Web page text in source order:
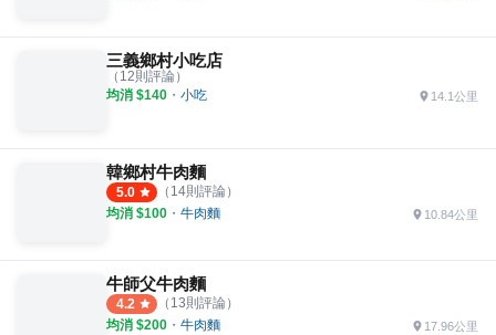
三義鄉村小吃店
（ 12則評論）
均消 $140 ・ 小吃 14.1公里
韓鄉村牛肉麵
5.0 （ 14則評論）
均消 $100 ・ 牛肉麵 10.84公里
牛師父牛肉麵
4.2 （ 13則評論）
均消 $200 ・ 牛肉麵 17.96公里